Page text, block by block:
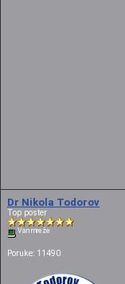
Dr Nikola Todorov
Top poster
Van mreže
Poruke: 11490